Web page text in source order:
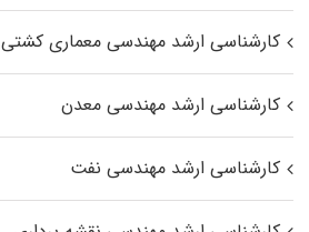
کارشناسی ارشد مهندسی معماری کشتی
کارشناسی ارشد مهندسی معدن
کارشناسی ارشد مهندسی نفت